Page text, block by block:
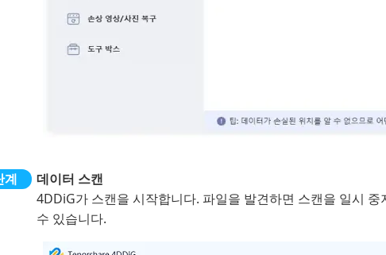
데이터 스캔
4DDiG가 스캔을 시작합니다. 파일을 발견하면 스캔을 일시
수 있습니다.